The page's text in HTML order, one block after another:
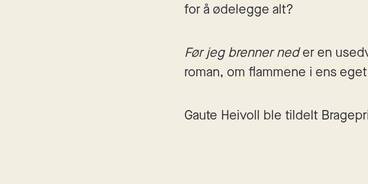
for å ødelegge alt?
Før jeg brenner ned er en
roman, om flammene i ens
Gaute Heivoll ble tildelt